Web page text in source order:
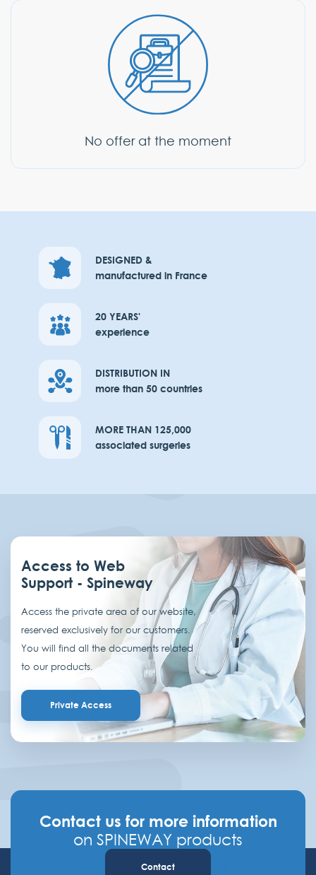
letter)*
I accept theprivacy policy
I want to apply
No offer at the moment
DESIGNED &
manufactured in France
20 YEARS'
experience
DISTRIBUTION IN
more than 50 countries
MORE THAN 125,000
associated surgeries
Access to Web
Support - Spineway
Access the private area of our website,
reserved exclusively for our customers.
You will find all the documents related
to our products.
Private Access
Contact us for more information
on SPINEWAY products
Contact